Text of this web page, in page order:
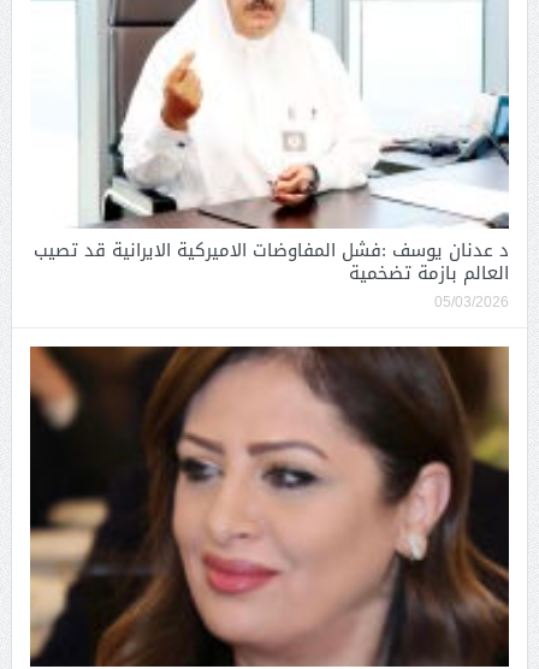
د عدنان يوسف :فشل المفاوضات الاميركية الايرانية قد تصيب
العالم بازمة تضخمية
05/03/2026